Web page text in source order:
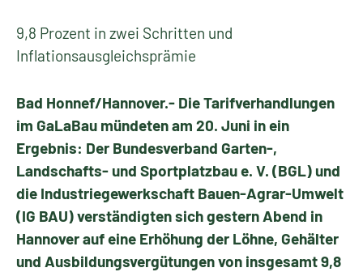
9,8 Prozent in zwei Schritten und
Inflationsausgleichsprämie
Bad Honnef/Hannover.- Die Tarifverhandlungen
im GaLaBau mündeten am 20. Juni in ein
Ergebnis: Der Bundesverband Garten-,
Landschafts- und Sportplatzbau e. V. (BGL) und
die Industriegewerkschaft Bauen-Agrar-Umwelt
(IG BAU) verständigten sich gestern Abend in
Hannover auf eine Erhöhung der Löhne, Gehälter
und Ausbildungsvergütungen von insgesamt 9,8